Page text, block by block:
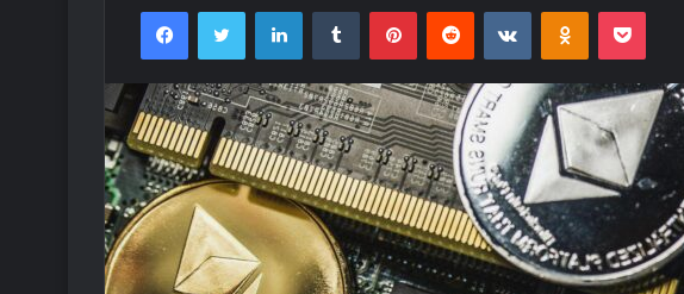
FacebookTwitter LinkedInTumblr PinterestReddit VKontakteOdnoklassniki